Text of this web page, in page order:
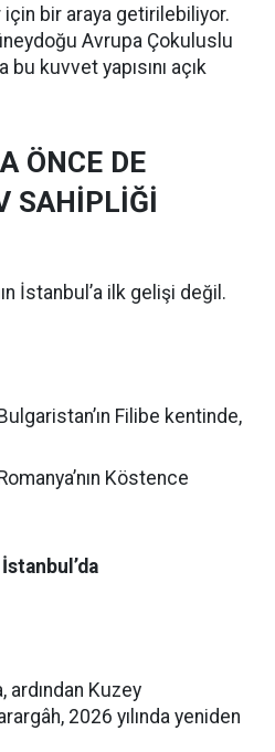
bir araya getirilebiliyor.
Avrupa Çokuluslu
bu kuvvet yapısını açık
ÖNCE DE
SAHİPLİĞİ
İstanbul’a ilk gelişi değil.
Filibe kentinde,
Köstence
ardından Kuzey
2026 yılında yeniden